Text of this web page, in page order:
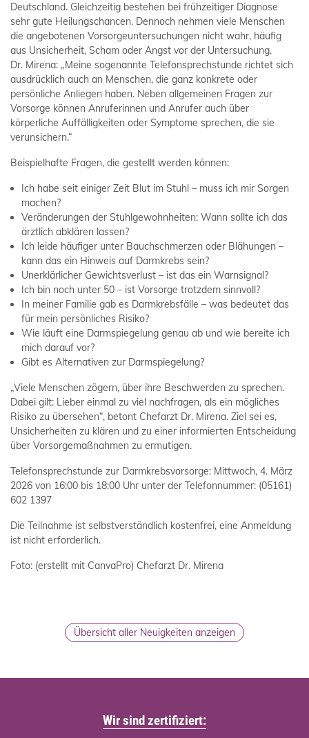
Deutschland. Gleichzeitig bestehen bei frühzeitiger Diagnose
sehr gute Heilungschancen. Dennoch nehmen viele Menschen
die angebotenen Vorsorgeuntersuchungen nicht wahr, häufig
aus Unsicherheit, Scham oder Angst vor der Untersuchung.
Dr. Mirena: „Meine sogenannte Telefonsprechstunde richtet sich
ausdrücklich auch an Menschen, die ganz konkrete oder
persönliche Anliegen haben. Neben allgemeinen Fragen zur
Vorsorge können Anruferinnen und Anrufer auch über
körperliche Auffälligkeiten oder Symptome sprechen, die sie
verunsichern.“
Beispielhafte Fragen, die gestellt werden können:
Ich habe seit einiger Zeit Blut im Stuhl – muss ich mir Sorgen
machen?
Veränderungen der Stuhlgewohnheiten: Wann sollte ich das
ärztlich abklären lassen?
Ich leide häufiger unter Bauchschmerzen oder Blähungen –
kann das ein Hinweis auf Darmkrebs sein?
Unerklärlicher Gewichtsverlust – ist das ein Warnsignal?
Ich bin noch unter 50 – ist Vorsorge trotzdem sinnvoll?
In meiner Familie gab es Darmkrebsfälle – was bedeutet das
für mein persönliches Risiko?
Wie läuft eine Darmspiegelung genau ab und wie bereite ich
mich darauf vor?
Gibt es Alternativen zur Darmspiegelung?
„Viele Menschen zögern, über ihre Beschwerden zu sprechen.
Dabei gilt: Lieber einmal zu viel nachfragen, als ein mögliches
Risiko zu übersehen“, betont Chefarzt Dr. Mirena. Ziel sei es,
Unsicherheiten zu klären und zu einer informierten Entscheidung
über Vorsorgemaßnahmen zu ermutigen.
Telefonsprechstunde zur Darmkrebsvorsorge: Mittwoch, 4. März
2026 von 16:00 bis 18:00 Uhr unter der Telefonnummer: (05161)
602 1397
Die Teilnahme ist selbstverständlich kostenfrei, eine Anmeldung
ist nicht erforderlich.
Foto: (erstellt mit CanvaPro) Chefarzt Dr. Mirena
Übersicht aller Neuigkeiten anzeigen
Wir sind zertifiziert: